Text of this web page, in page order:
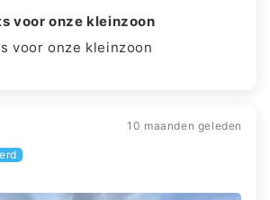
voor onze kleinzoon
voor onze kleinzoon
10 maanden geleden